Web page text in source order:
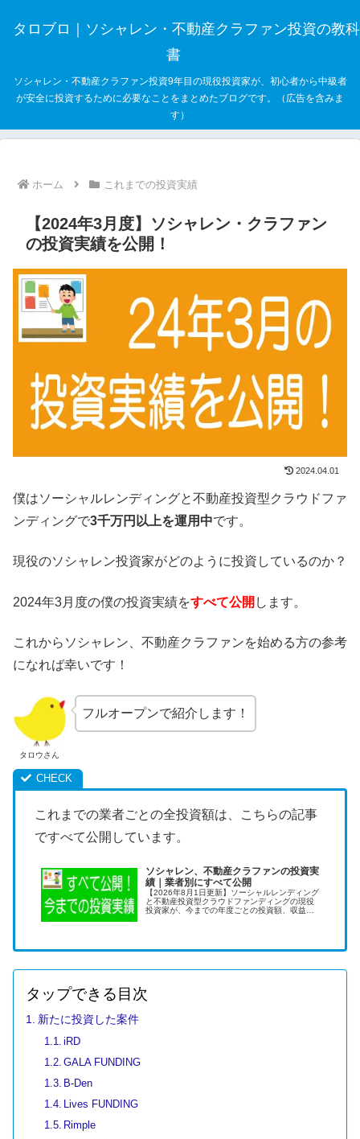
タロブロ｜ソシャレン・不動産クラファン投資の教科
書
ソシャレン・不動産クラファン投資9年目の現役投資家が、初心者から中級者
が安全に投資するために必要なことをまとめたブログです。（広告を含みま
す）
ホーム これまでの投資実績
【2024年3月度】ソシャレン・クラファン
の投資実績を公開！
2024.04.01
僕はソーシャルレンディングと不動産投資型クラウドファ
ンディングで3千万円以上を運用中です。
現役のソシャレン投資家がどのように投資しているのか？
2024年3月度の僕の投資実績をすべて公開 します。
これからソシャレン、不動産クラファンを始める方の参考
になれば幸いです！
タロウさん
フルオープンで紹介します！
これまでの業者ごとの全投資額は、こちらの記事
ですべて公開しています。
ソシャレン、不動産クラファンの投資実
績｜業者別にすべて公開
【2026年8月1日更新】ソーシャルレンディング
と不動産投資型クラウドファンディングの現役
投資家が、今までの年度ごとの投資額、収益
タップできる目次
新たに投資した案件
iRD
GALA FUNDING
B-Den
Lives FUNDING
Rimple